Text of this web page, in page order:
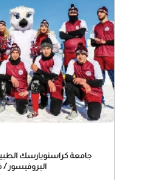
جامعة كراسنويارسك
البروفيسور